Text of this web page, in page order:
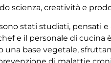
scienza, creatività e
stati studiati, pensati
e il personale di cucina
base vegetale,
di malattie